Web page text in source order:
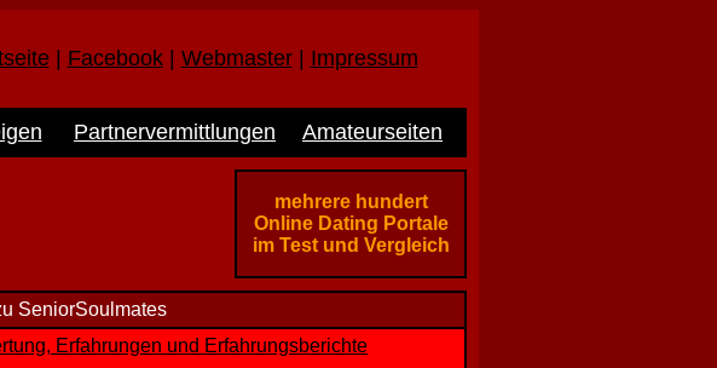
| Facebook| Webmaster| Impressum
Partnervermittlungen Amateurseiten
mehrere hundert
Online Dating Portale
im Test und Vergleich
SeniorSoulmates
Erfahrungen und Erfahrungsberichte